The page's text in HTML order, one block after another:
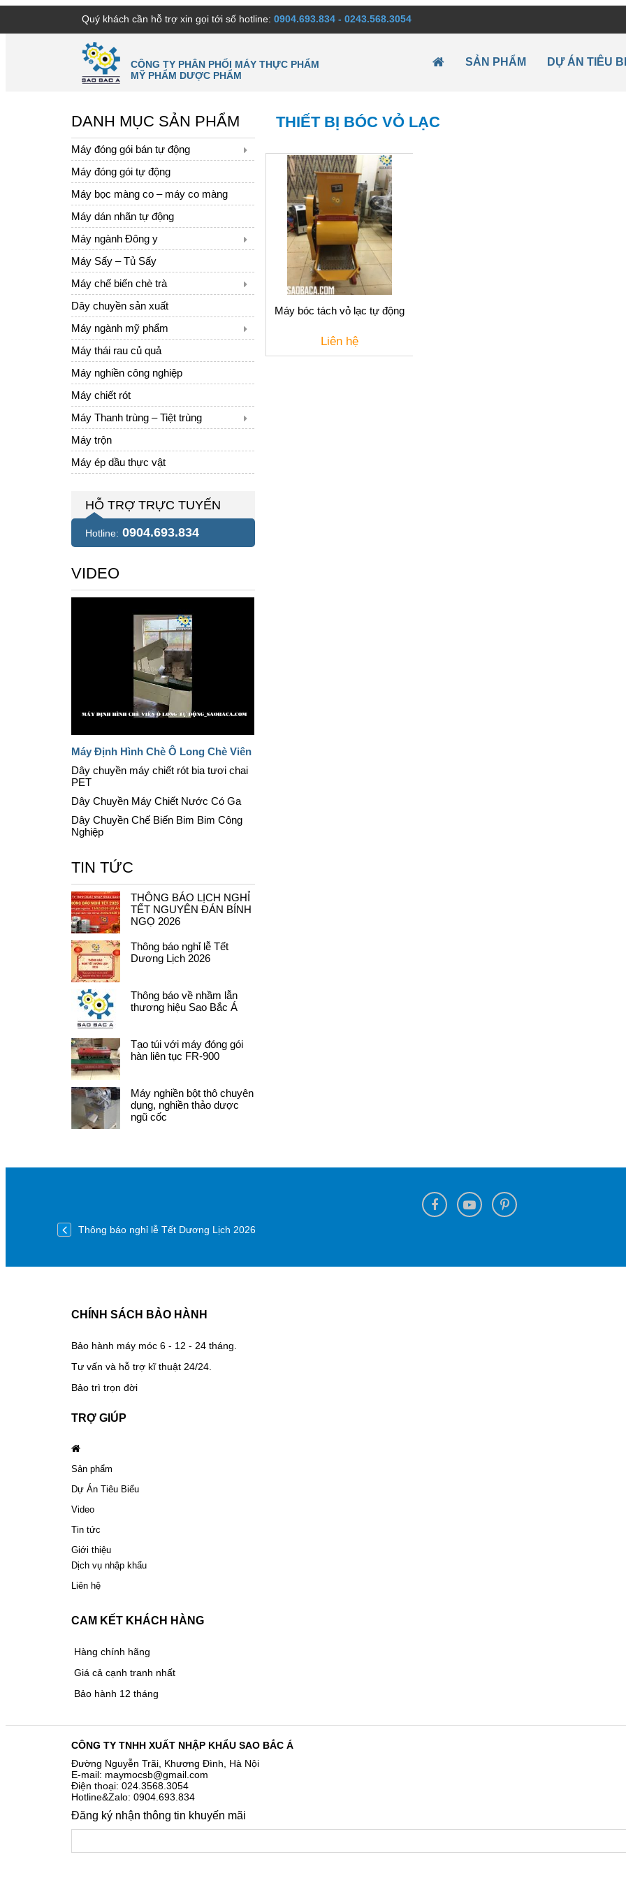
Quý khách cần hỗ trợ xin gọi tới số hotline: 0904.693.834 - 0243.568.3054
CÔNG TY PHÂN PHỐI MÁY THỰC PHẨM
MỸ PHẨM DƯỢC PHẨM
SẢN PHẨM DỰ ÁN TIÊU
THIẾT BỊ BÓC VỎ LẠC
Máy bóc tách vỏ lạc tự động
Liên hệ
DANH MỤC SẢN PHẨM
Máy đóng gói bán tự động
Máy đóng gói tự động
Máy bọc màng co – máy co màng
Máy dán nhãn tự động
Máy ngành Đông y
Máy Sấy – Tủ Sấy
Máy chế biến chè trà
Dây chuyền sản xuất
Máy ngành mỹ phẩm
Máy thái rau củ quả
Máy nghiền công nghiệp
Máy chiết rót
Máy Thanh trùng – Tiệt trùng
Máy trộn
Máy ép dầu thực vật
HỖ TRỢ TRỰC TUYẾN
Hotline: 0904.693.834
VIDEO
Máy Định Hình Chè Ô Long Chè Viên
Dây chuyền máy chiết rót bia tươi chai
PET
Dây Chuyền Máy Chiết Nước Có Ga
Dây Chuyền Chế Biến Bim Bim Công
Nghiệp
TIN TỨC
THÔNG BÁO LỊCH NGHỈ
TẾT NGUYÊN ĐÁN BÍNH
NGỌ 2026
Thông báo nghỉ lễ Tết
Dương Lịch 2026
Thông báo về nhầm lẫn
thương hiệu Sao Bắc Á
Tạo túi với máy đóng gói
hàn liên tục FR-900
Máy nghiền bột thô chuyên
dụng, nghiền thảo dược
ngũ cốc
Thông báo nghỉ lễ Tết Dương Lịch 2026
CHÍNH SÁCH BẢO HÀNH
Bảo hành máy móc 6 - 12 - 24 tháng.
Tư vấn và hỗ trợ kĩ thuật 24/24.
Bảo trì trọn đời
TRỢ GIÚP
Sản phẩm
Dự Án Tiêu Biểu
Video
Tin tức
Giới thiệu
Dịch vụ nhập khẩu
Liên hệ
CAM KẾT KHÁCH HÀNG
Hàng chính hãng
Giá cả cạnh tranh nhất
Bảo hành 12 tháng
CÔNG TY TNHH XUẤT NHẬP KHẨU SAO BẮC Á
Đường Nguyễn Trãi, Khương Đình, Hà Nội
E-mail: maymocsb@gmail.com
Điện thoại: 024.3568.3054
Hotline&Zalo: 0904.693.834
Đăng ký nhận thông tin khuyến mãi